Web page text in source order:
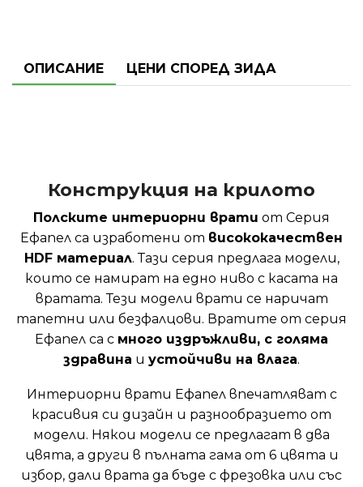
ОПИСАНИЕ ЦЕНИ СПОРЕД ЗИДА
Конструкция на крилото
Полските интериорни врати от Серия
Ефапел са изработени от висококачествен
HDF материал. Тази серия предлага модели,
които се намират на едно ниво с касата на
вратата. Тези модели врати се наричат
тапетни или безфалцови. Вратите от серия
Ефапел са с много издръжливи, с голяма
здравина и устойчиви на влага.
Интериорни врати Ефапел впечатляват с
красивия си дизайн и разнообразието от
модели. Някои модели се предлагат в два
цвята, а други в пълната гама от 6 цвята и
избор, дали врата да бъде с фрезовка или със